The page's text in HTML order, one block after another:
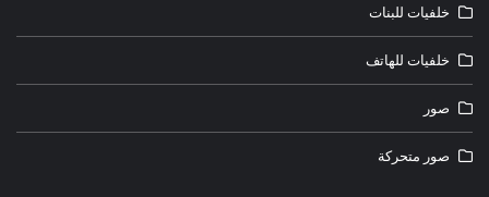
خلفيات للبنات
خلفيات للهاتف
صور
صور متحركة